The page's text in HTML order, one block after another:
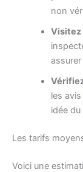
non
Visitez
les
idée
Les tarifs
Voici une